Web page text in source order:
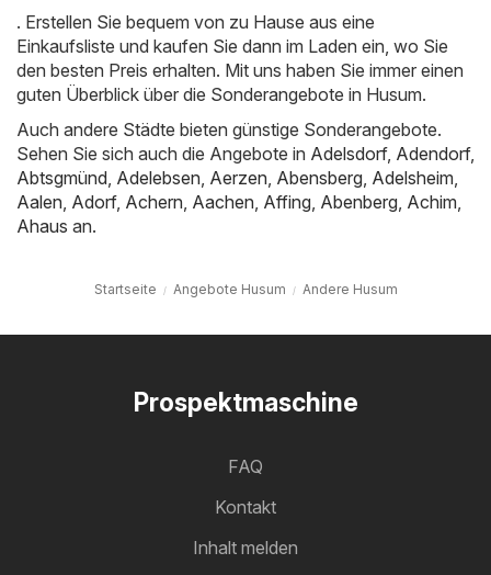
. Erstellen Sie bequem von zu Hause aus eine
Einkaufsliste und kaufen Sie dann im Laden ein, wo Sie
den besten Preis erhalten. Mit uns haben Sie immer einen
guten Überblick über die Sonderangebote in Husum.
Auch andere Städte bieten günstige Sonderangebote.
Sehen Sie sich auch die Angebote in Adelsdorf, Adendorf,
Abtsgmünd, Adelebsen, Aerzen, Abensberg, Adelsheim,
Aalen, Adorf, Achern, Aachen, Affing, Abenberg, Achim,
Ahaus an.
Startseite Angebote Husum Andere Husum
Prospektmaschine
FAQ
Kontakt
Inhalt melden